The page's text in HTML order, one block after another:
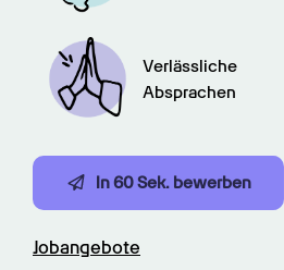
Verlässliche
Absprachen
In 60 Sek. bewerben
Jobangebote